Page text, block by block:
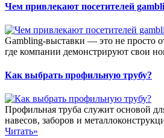
Чем привлекают посетителей
Gambling-выставки — это не просто
где компании демонстрируют свои
Как выбрать профильную трубу?
Профильная труба служит основой
навесов, заборов и
Читать»